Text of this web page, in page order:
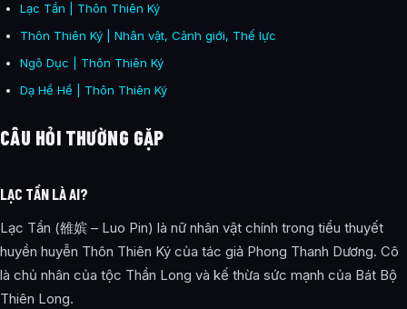
Lạc Tần | Thôn Thiên Ký
Thôn Thiên Ký | Nhân vật, Cảnh giới, Thế lực
Ngô Dục | Thôn Thiên Ký
Dạ Hề Hề | Thôn Thiên Ký
CÂU HỎI THƯỜNG GẶP
LẠC TẦN LÀ AI?
Lạc Tần (雒嫔 – Luo Pin) là nữ nhân vật chính trong tiểu thuyết
huyền huyễn Thôn Thiên Ký của tác giả Phong Thanh Dương. Cô
là chủ nhân của tộc Thần Long và kế thừa sức mạnh của Bát Bộ
Thiên Long.